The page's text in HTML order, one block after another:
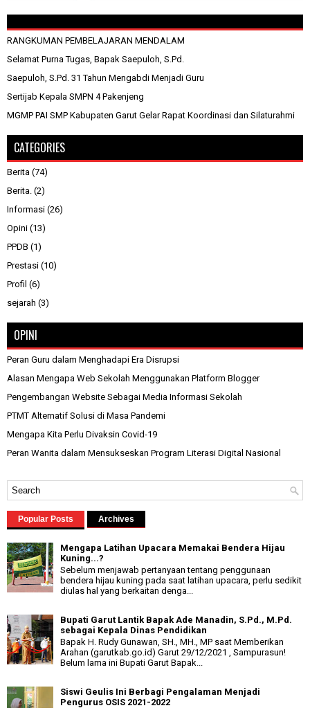
RANGKUMAN PEMBELAJARAN MENDALAM
Selamat Purna Tugas, Bapak Saepuloh, S.Pd.
Saepuloh, S.Pd. 31 Tahun Mengabdi Menjadi Guru
Sertijab Kepala SMPN 4 Pakenjeng
MGMP PAI SMP Kabupaten Garut Gelar Rapat Koordinasi dan Silaturahmi
CATEGORIES
Berita (74)
Berita. (2)
Informasi (26)
Opini (13)
PPDB (1)
Prestasi (10)
Profil (6)
sejarah (3)
OPINI
Peran Guru dalam Menghadapi Era Disrupsi
Alasan Mengapa Web Sekolah Menggunakan Platform Blogger
Pengembangan Website Sebagai Media Informasi Sekolah
PTMT Alternatif Solusi di Masa Pandemi
Mengapa Kita Perlu Divaksin Covid-19
Peran Wanita dalam Mensukseskan Program Literasi Digital Nasional
Popular Posts Archives
Mengapa Latihan Upacara Memakai Bendera Hijau
Kuning...?
Sebelum menjawab pertanyaan tentang penggunaan
bendera hijau kuning pada saat latihan upacara, perlu sedikit
diulas hal yang berkaitan denga...
Bupati Garut Lantik Bapak Ade Manadin, S.Pd., M.Pd.
sebagai Kepala Dinas Pendidikan
Bapak H. Rudy Gunawan, SH., MH., MP saat Memberikan
Arahan (garutkab.go.id) Garut 29/12/2021 , Sampurasun!
Belum lama ini Bupati Garut Bapak...
Siswi Geulis Ini Berbagi Pengalaman Menjadi
Pengurus OSIS 2021-2022